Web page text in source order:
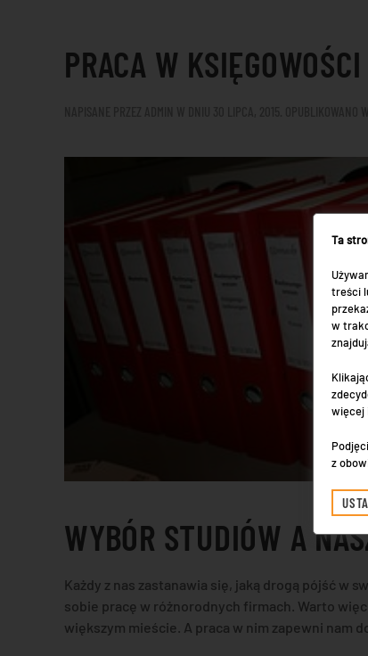
PRACA W KSIĘGOWOŚCI
WYBÓR STUDIÓW A
Każdy z nas zastanawia się, jaką drogą pójść w
sobie pracę w różnorodnych firmach. Warto
większym mieście. A praca w nim zapewni nam
Ta
treści
w
więcej
z